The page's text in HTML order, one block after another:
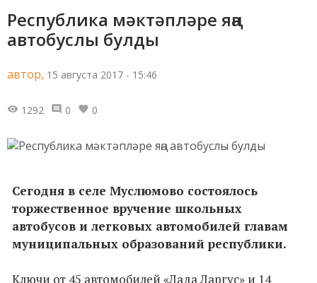
Республика мәктәпләре яңа
автобуслы булды
автор, 15 августа 2017 - 15:46
1292 0 0
Сегодня в селе Муслюмово состоялось
торжественное вручение школьных
автобусов и легковых автомобилей главам
муниципальных образований республики.
Ключи от 45 автомобилей «Лада Ларгус» и 14